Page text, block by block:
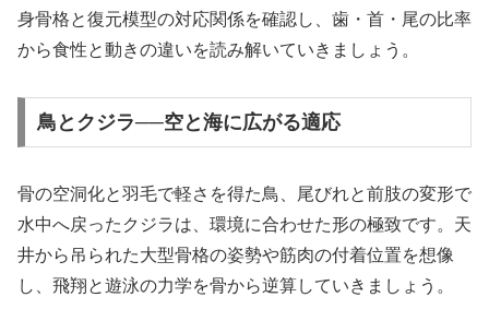
身骨格と復元模型の対応関係を確認し、歯・首・尾の比率
から食性と動きの違いを読み解いていきましょう。
鳥とクジラ──空と海に広がる適応
骨の空洞化と羽毛で軽さを得た鳥、尾びれと前肢の変形で
水中へ戻ったクジラは、環境に合わせた形の極致です。天
井から吊られた大型骨格の姿勢や筋肉の付着位置を想像
し、飛翔と遊泳の力学を骨から逆算していきましょう。